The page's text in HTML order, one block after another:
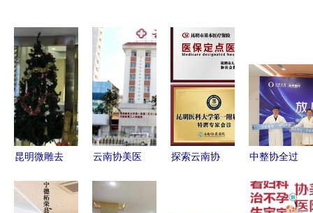
昆明微雕去
行前十佳大
云南协美医
和）服务评
探索云南协
中整协全过
医院空美圣